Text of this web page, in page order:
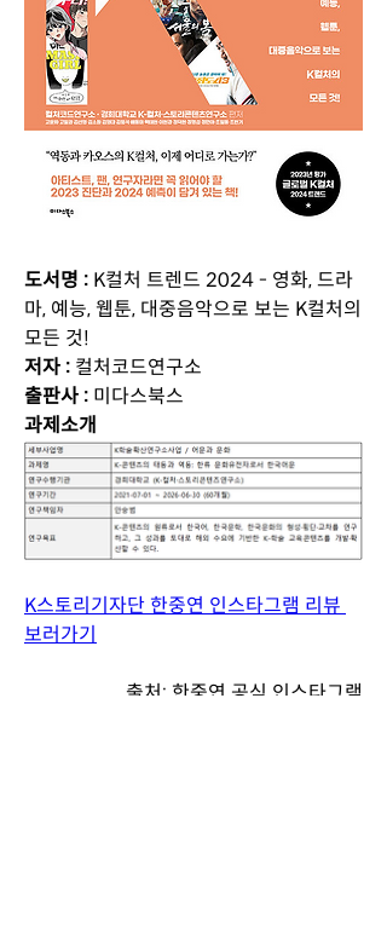
도서명 : K컬처 트렌드 2024 - 영화, 드라
마, 예능, 웹툰, 대중음악으로 보는 K컬처의
모든 것!
저자 : 컬처코드연구소
출판사 : 미다스북스
과제소개
K스토리기자단 한중연 인스타그램 리뷰
보러가기
출처: 한중연 공식 인스타그램